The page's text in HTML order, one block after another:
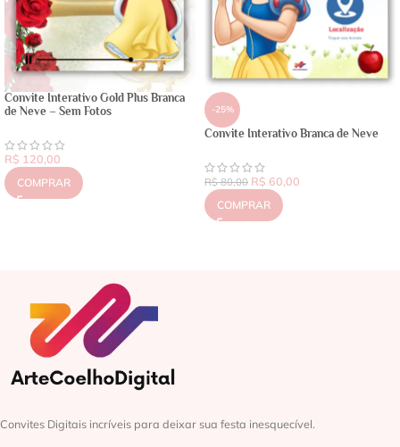
Convite Interativo Gold Plus Branca
de Neve – Sem Fotos
R$ 120,00
COMPRAR
-25%
Convite Interativo Branca de Neve
R$80,00 R$ 60,00
COMPRAR
Convites Digitais incríveis para deixar sua festa inesquecível.